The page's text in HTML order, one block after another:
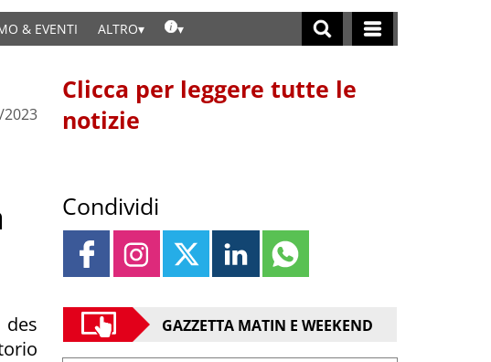
& EVENTI ALTRO
des
Clicca per leggere tutte le
notizie
Condividi
GAZZETTA MATIN E WEEKEND